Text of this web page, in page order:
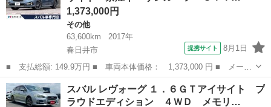
1,373,000円
その他
63,600km
2017年
春日井市
提携サイト 8月1日
■ 支払総額: 149.9万円 ■ 車両本体価格： 1,373,000 円 ■ メーカ
ー名： スバル ■ 車種名： レヴォーグ ■ グレード名： １．６
ＳＴＩスポーツアイサイト 禁煙車 サンルーフ ＳＴＩタワーバ
ー 純正Ｓ...
愛知 春日井市
スバル レヴォーグ １．６ＧＴアイサイト プ
ラウドエディション ４ＷＤ メモリ…